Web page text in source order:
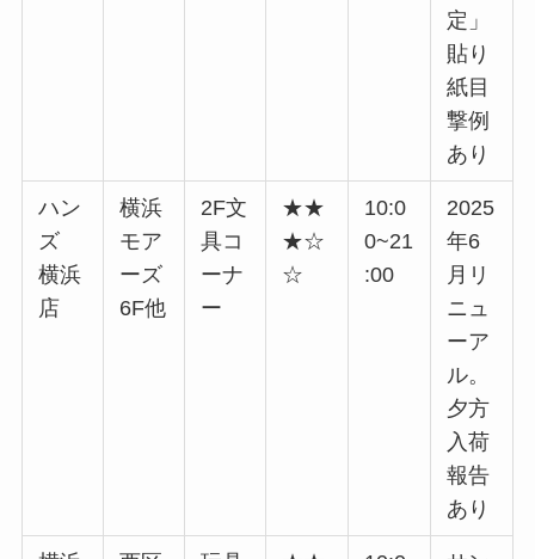
定」
貼り
紙目
撃例
あり
ハン
ズ
横浜
店
横浜
モア
ーズ
6F他
2F文
具コ
ーナ
ー
★★
★☆
☆
10:0
0~21
:00
2025
年6
月リ
ニュ
ーア
ル。
夕方
入荷
報告
あり